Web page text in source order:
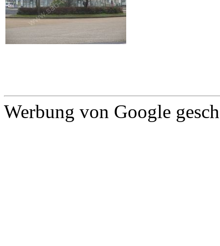
Werbung von Google